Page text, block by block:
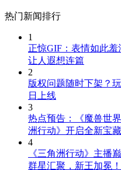
热门新闻排行
1
正惊GIF：表情如此
让人遐想连篇
2
版权问题随时下架？
日上线
3
热点预告：《魔兽世
洲行动》开启全新宝
4
《三角洲行动》主播
群星汇聚，新王加冕！